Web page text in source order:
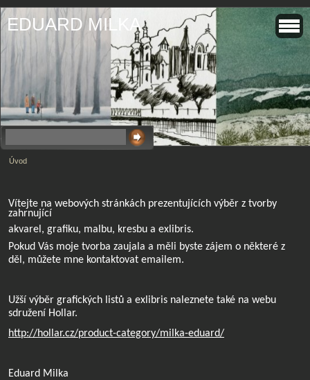
EDUARD MILKA
Úvod
Vítejte na webových stránkách prezentujících výběr z tvorby
zahrnující
akvarel, grafiku, malbu, kresbu a exlibris.
Pokud Vás moje tvorba zaujala a měli byste zájem o některé z
děl, můžete mne kontaktovat emailem.
Užší výběr grafických listů a exlibris naleznete také na webu
sdružení Hollar.
http://hollar.cz/product-category/milka-eduard/
Eduard Milka